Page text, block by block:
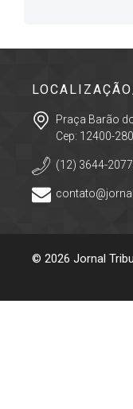
Praça Barão
Cep: 12400-
(12) 3644-2077
© 2026 Jornal